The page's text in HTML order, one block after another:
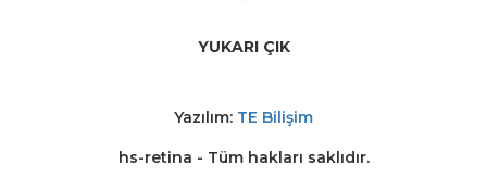
YUKARI ÇIK
Yazılım: TE Bilişim
hs-retina - Tüm hakları saklıdır.